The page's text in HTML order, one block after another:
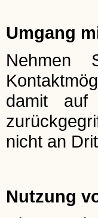
Umgang
Nehmen
damit auf
nicht an
Nutzung